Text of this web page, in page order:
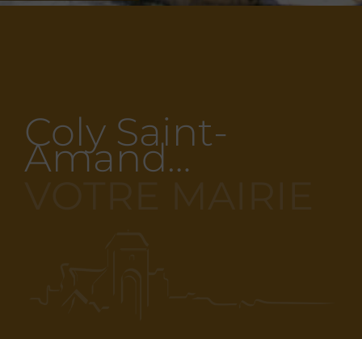
Coly Saint-
Amand…